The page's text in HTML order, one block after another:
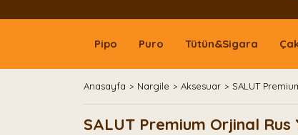
Pipo Puro Tütün&Sigara
Anasayfa Nargile Aksesuar SALUT
SALUT Premium Orjinal Rus